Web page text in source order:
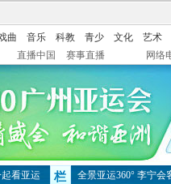
曲 音乐 科教 青少 文化
艺术
直播中国 赛事直播 网络
看亚运
栏
全景亚运360° 李宁会